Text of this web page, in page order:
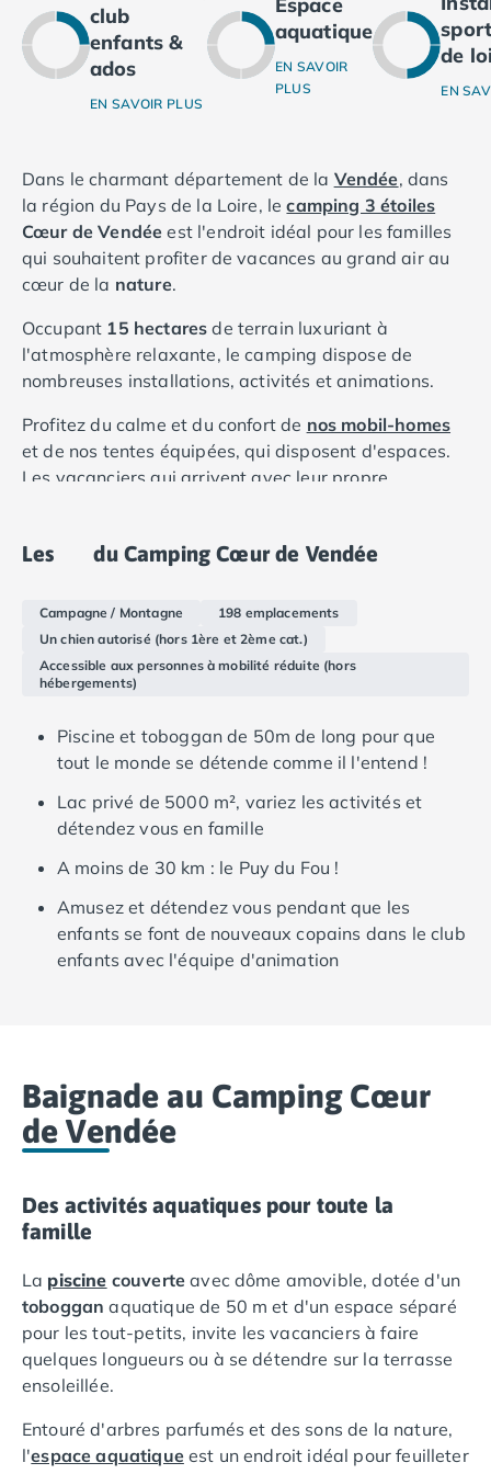
Camping Ardennes
Camping Corse
Camping Corse-du-Sud
Camping Bonifacio
Camping Ghisonaccia
Camping Saint-Florent
Camping Franche-Comté
Camping Doubs
Camping Jura
Camping Haute-Normandie
Camping Eure
Camping Ile-de-France
Camping Seine-et-Marne
Camping Val d'Oise
Camping Aude
Camping Gruissan
Camping Sigean
Camping Gard
Camping Aigues-Mortes
Camping Nîmes
Camping Hérault
Camping Béziers
Camping La Grande Motte
Camping Marseillan-Plage
Camping Palavas-les-Flots
Camping Sète
Camping Valras-Plage
Camping Collioure
Camping Le Barcarès
Camping Perpignan
Camping Limousin
Camping Corrèze
Camping Vosges
Camping Midi-Pyrénées
Camping Aveyron
Camping Millau
Camping Nant
Camping Gers
Camping Lot
club
enfants &
ados
EN SAVOIR PLUS
aquatique
EN SAVOIR
PLUS
de
EN
Dans le charmant département de la Vendée, dans
la région du Pays de la Loire, lecamping 3 étoiles
Cœur de Vendéeest l'endroit idéal pour les familles
qui souhaitent profiter de vacances au grand air au
cœur de la nature.
Occupant 15 hectaresde terrain luxuriant à
l'atmosphère relaxante, le camping dispose de
nombreuses installations, activités et animations.
Profitez du calme et du confort de nos mobil-homes
et de nos tentes équipées, qui disposent d'espaces.
Les vacanciers qui arrivent avec leur propre
Les du Camping Cœur de Vendée
Campagne / Montagne
198 emplacements
Un chien autorisé (hors 1ère et 2ème cat.)
Accessible aux personnes à mobilité réduite (hors
hébergements)
Piscine et toboggan de 50m de long pour que
tout le monde se détende comme il l'entend !
Lac privé de 5000 m², variez les activités et
détendez vous en famille
A moins de 30 km : le Puy du Fou !
Amusez et détendez vous pendant que les
enfants se font de nouveaux copains dans le club
enfants avec l'équipe d'animation
Baignade au Camping Cœur
de Vendée
Des activités aquatiques pour toute la
famille
La piscine couverteavec dôme amovible, dotée d'un
tobogganaquatique de 50 m et d'un espace séparé
pour les tout-petits, invite les vacanciers à faire
quelques longueurs ou à se détendre sur la terrasse
ensoleillée.
Entouré d'arbres parfumés et des sons de la nature,
l'espace aquatiqueest un endroit idéal pour feuilleter